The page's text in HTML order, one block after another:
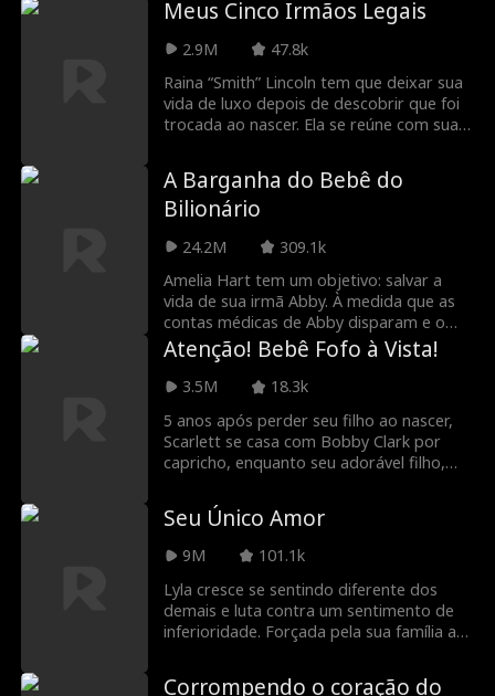
cadeira de rodas. Eliza se casa com ele
sem saber que também é um bilionário
fingindo ser uma pessoa com deficiência.
Quando recupera a memória, ela mantém
sua identidade em segredo para
recuperar sua empresa das mãos de sua
Meus Cinco Irmãos Legais
2.9M
47.8k
Raina “Smith” Lincoln tem que deixar sua
vida de luxo depois de descobrir que foi
trocada ao nascer. Ela se reúne com sua
os Lincolns, que escondem dela sua
extrema riqueza. Apesar de descobrir
que sua família é pobre, Raina abraça os
antiga família, os Smiths, e sua filha
malvada tentam derrubá-la, sua
verdadeira família, juntamente com o
bilionário super rico e super bonito Theo
Jones, fazem de tudo para defender
Raina.
A Barganha do Bebê do
Bilionário
24.2M
309.1k
Amelia Hart tem um objetivo: salvar a
vida de sua irmã Abby. À medida que as
contas médicas de Abby disparam e o
seu mundo desmorona, o desespero leva
Amelia a Madame X, a proprietária do
maior serviço de acompanhantes de Los
de alto risco com o CEO bilionário Nathan
Reed. Para salvar a vida da irmã, Amelia
Hart deve oferecer uma vida. Ela precisa
filho!
Atenção! Bebê Fofo à Vista!
3.5M
18.3k
5 anos após perder seu filho ao nascer,
Scarlett se casa com Bobby Clark por
capricho, enquanto seu adorável filho,
Quando Bobby revelará que,
secretamente, é um CEO bilionário?
Quem é a mulher misteriosa que diz ser a
mãe de Charlie? Será que isso é apenas
um conto de fadas ou Scarlett
encontrará seu "felizes para sempre"?
Seu Único Amor
9M
101.1k
Lyla cresce se sentindo diferente dos
demais e luta contra um sentimento de
inferioridade. Forçada pela sua família a
abusos frequentes. No seu 22º
Corrompendo o coração do